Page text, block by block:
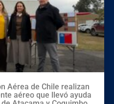
Aérea de Chile realizan
aéreo que llevó ayuda